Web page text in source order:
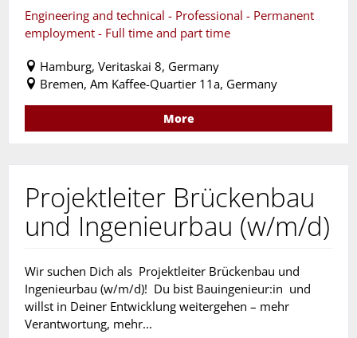
Engineering and technical - Professional - Permanent
employment - Full time and part time
Hamburg, Veritaskai 8, Germany
Bremen, Am Kaffee-Quartier 11a, Germany
More
Projektleiter Brückenbau
und Ingenieurbau (w/m/d)
Wir suchen Dich als Projektleiter Brückenbau und
Ingenieurbau (w/m/d)! Du bist Bauingenieur:in und
willst in Deiner Entwicklung weitergehen – mehr
Verantwortung, mehr...